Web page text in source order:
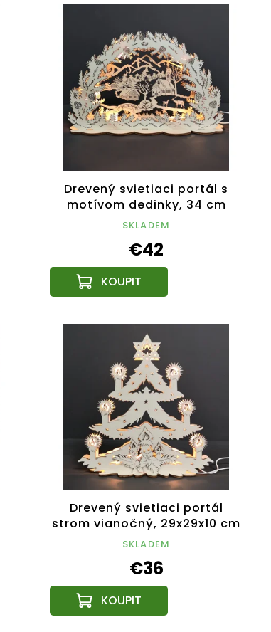
Drevený svietiaci portál s
motívom dedinky, 34 cm
SKLADEM
€42
Drevený svietiaci portál
strom vianočný, 29x29x10 cm
SKLADEM
€36